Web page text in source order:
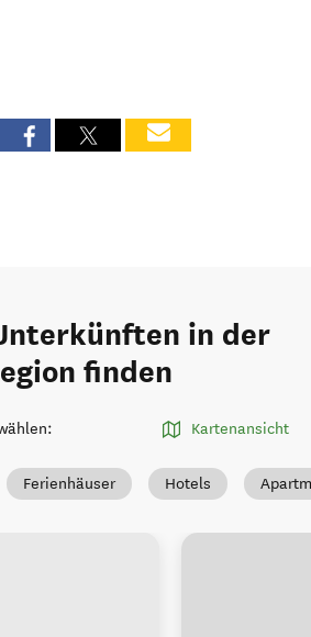
in der
finden
: Kartenansicht
Ferienhäuser Hotels